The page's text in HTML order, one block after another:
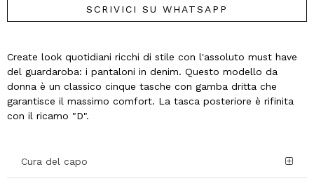
SCRIVICI SU WHATSAPP
Create look quotidiani ricchi di stile con l'assoluto must have
del guardaroba: i pantaloni in denim. Questo modello da
donna è un classico cinque tasche con gamba dritta che
garantisce il massimo comfort. La tasca posteriore è rifinita
con il ricamo "D".
Cura del capo